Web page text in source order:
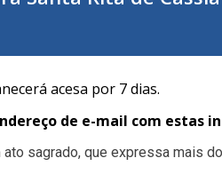
acesa por 7 dias.
de e-mail com estas
sagrado, que expressa mais